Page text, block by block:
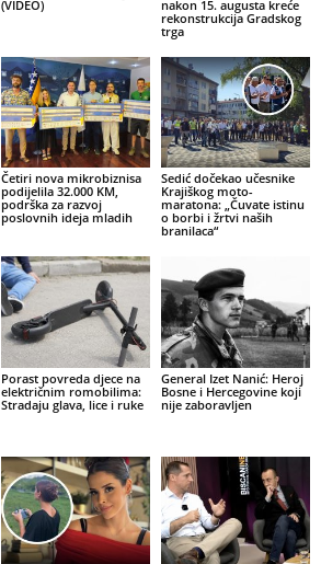
(VIDEO)
nakon 15. augusta kreće
rekonstrukcija Gradskog
trga
Četiri nova mikrobiznisa
podijelila 32.000 KM,
podrška za razvoj
poslovnih ideja mladih
Sedić dočekao učesnike
Krajiškog moto-
maratona: „Čuvate istinu
o borbi i žrtvi naših
branilaca“
Porast povreda djece na
električnim romobilima:
Stradaju glava, lice i ruke
General Izet Nanić: Heroj
Bosne i Hercegovine koji
nije zaboravljen